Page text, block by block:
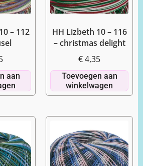
– 112
aan
HH Lizbeth 10 – 116
– christmas delight
€4,35
Toevoegen aan
winkelwagen